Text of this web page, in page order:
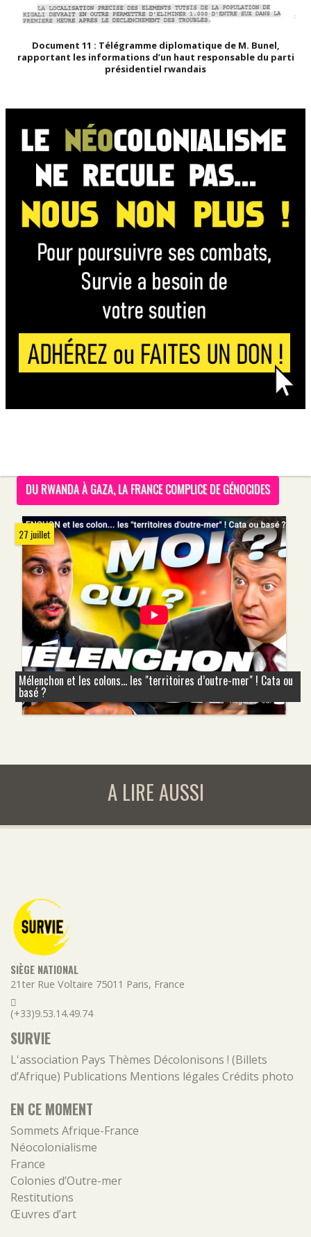
Document 11 : Télégramme diplomatique de M. Bunel,
rapportant les informations d’un haut responsable du parti
présidentiel rwandais
DU RWANDA À GAZA, LA FRANCE COMPLICE DE GÉNOCIDES
27 juillet
Mélenchon et les colons... les "territoires d’outre-mer" ! Cata ou
basé ?
A LIRE AUSSI
SIÈGE NATIONAL
21ter Rue Voltaire 75011 Paris, France
(+33)9.53.14.49.74
SURVIE
L'association Pays Thèmes Décolonisons ! (Billets
d’Afrique) Publications Mentions légales Crédits photo
EN CE MOMENT
Sommets Afrique-France
Néocolonialisme
France
Colonies d’Outre-mer
Restitutions
Œuvres d’art